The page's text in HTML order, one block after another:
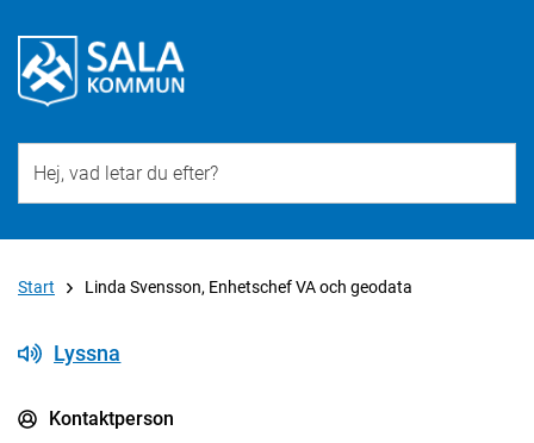
Start Linda Svensson, Enhetschef VA och geodata
Lyssna
Kontaktperson